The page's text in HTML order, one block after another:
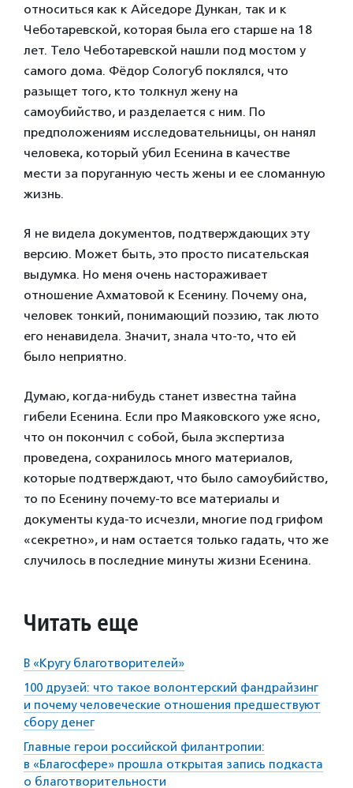
относиться как к Айседоре Дункан, так и к
Чеботаревской, которая была его старше на 18
лет. Тело Чеботаревской нашли под мостом у
самого дома. Фёдор Сологуб поклялся, что
разыщет того, кто толкнул жену на
самоубийство, и разделается с ним. По
предположениям исследовательницы, он нанял
человека, который убил Есенина в качестве
мести за поруганную честь жены и ее сломанную
жизнь.
Я не видела документов, подтверждающих эту
версию. Может быть, это просто писательская
выдумка. Но меня очень настораживает
отношение Ахматовой к Есенину. Почему она,
человек тонкий, понимающий поэзию, так люто
его ненавидела. Значит, знала что-то, что ей
было неприятно.
Думаю, когда-нибудь станет известна тайна
гибели Есенина. Если про Маяковского уже ясно,
что он покончил с собой, была экспертиза
проведена, сохранилось много материалов,
которые подтверждают, что было самоубийство,
то по Есенину почему-то все материалы и
документы куда-то исчезли, многие под грифом
«секретно», и нам остается только гадать, что же
случилось в последние минуты жизни Есенина.
Читать еще
В «Кругу благотворителей»
100 друзей: что такое волонтерский фандрайзинг
и почему человеческие отношения предшествуют
сбору денег
Главные герои российской филантропии:
в «Благосфере» прошла открытая запись подкаста
о благотворительности